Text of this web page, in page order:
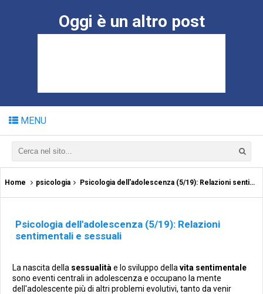
Oggi è un altro post
MENU
Home psicologia Psicologia dell'adolescenza (5/19): Relazioni sentimentali e sessuali
Psicologia dell'adolescenza (5/19): Relazioni
sentimentali e sessuali
La nascita della sessualità e lo sviluppo della vita sentimentale
sono eventi centrali in adolescenza e occupano la mente
dell'adolescente più di altri problemi evolutivi, tanto da venir